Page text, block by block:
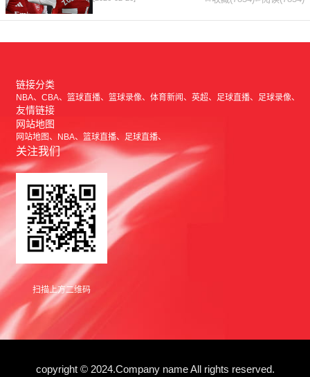
打进1000球的球队，仅次于曼联的1063球。阿森纳
链接分类
NBA CBA 篮球直播 篮球录像 体育新闻 英超 足球直播 足球录像
友情链接
网站地图
网站地图 NBA 篮球直播 足球直播
关注我们
扫描上方二维码
copyright © 2024.Company name All rights reserved.